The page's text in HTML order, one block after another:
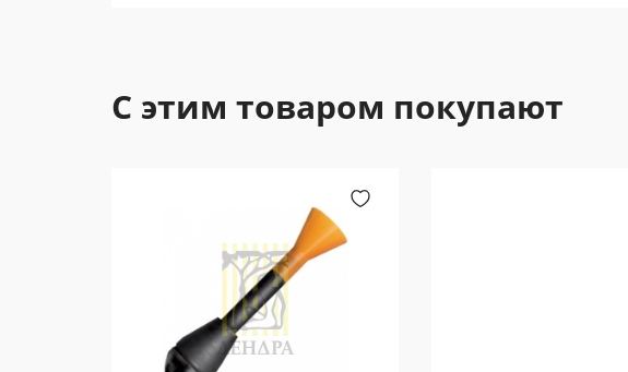
С этим товаром покупают